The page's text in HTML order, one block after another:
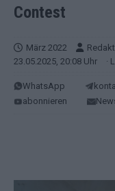
Contest
März 2022
23.05.2025, 20:08 Uhr
·
WhatsApp
abonnieren